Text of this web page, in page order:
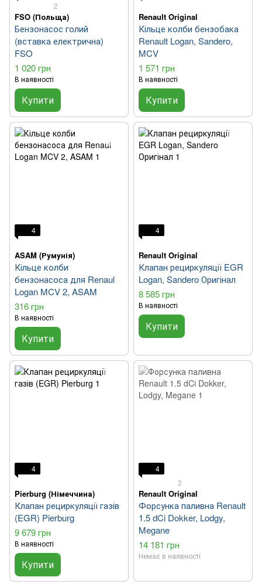
2
FSO (Польща)
Бензонасос голий
(вставка електрична)
FSO
1 020 грн
В наявності
Купити
Renault Original
Кільце колби бензобака
Renault Logan, Sandero,
MCV
1 571 грн
В наявності
Купити
4
ASAM (Румунія)
Кільце колби
бензонасоса для Renaul
Logan MCV 2, ASAM
316 грн
В наявності
Купити
4
Renault Original
Клапан рециркуляції EGR
Logan, Sandero Оригінал
8 585 грн
В наявності
Купити
4
Pierburg (Німеччина)
Клапан рециркуляції газів
(EGR) Pierburg
9 679 грн
В наявності
Купити
4
2
Renault Original
Форсунка паливна Renault
1.5 dCi Dokker, Lodgy,
Megane
14 181 грн
Немає в наявності